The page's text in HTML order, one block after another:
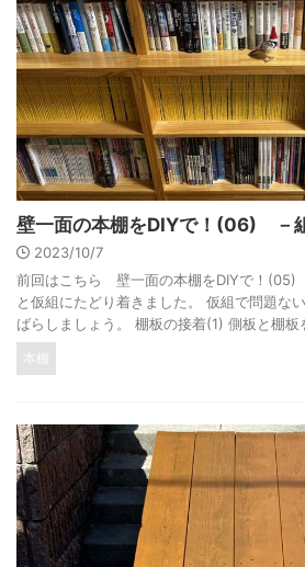
壁一面の本棚をDIYで！(06) －
2023/10/7
前回はこちら 壁一面の本棚をDIYで！(05)
と仮組にたどり着きました。 仮組で問題な
ばらしましょう。 棚板の接着(1) 側板と棚
本棚